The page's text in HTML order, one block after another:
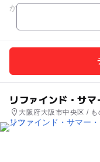
から小学生の子供がワ
リファインド・サ
大阪府大阪市中央区 /